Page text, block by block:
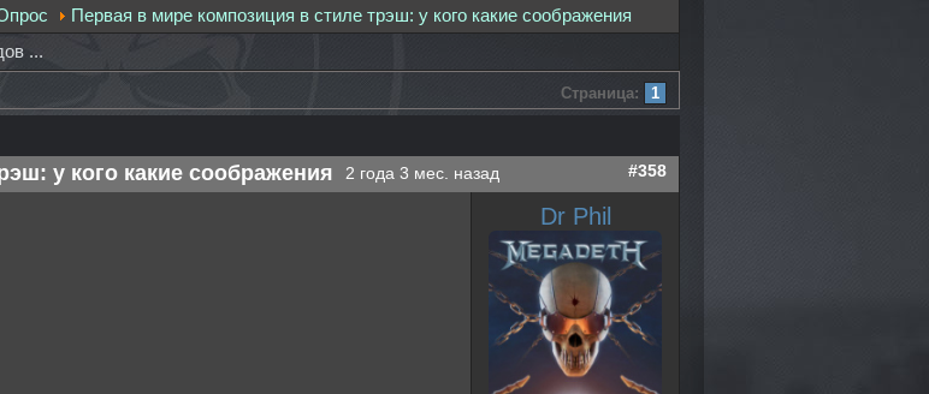
Первая в мире композиция в стиле трэш: у кого какие соображения
...
Страница: 1
у кого какие соображения 2 года 3 мес. назад #358
Dr Phil